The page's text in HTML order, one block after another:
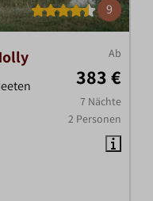
9
Ab
383 €
7 Nächte
2 Personen